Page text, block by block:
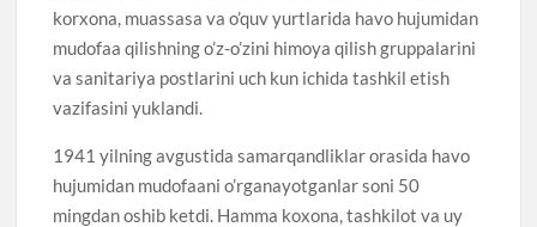
korxona, muassasa va o’quv yurtlarida havo hujumidan
mudofaa qilishning o’z-o’zini himoya qilish gruppalarini
va sanitariya postlarini uch kun ichida tashkil etish
vazifasini yuklandi.
1941 yilning avgustida samarqandliklar orasida havo
hujumidan mudofaani o’rganayotganlar soni 50
mingdan oshib ketdi. Hamma koxona, tashkilot va uy